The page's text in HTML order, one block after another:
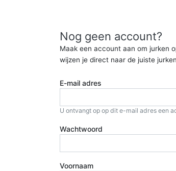
Nog geen account?
Maak een account aan om jurken
wijzen je direct naar de juiste
E-mail adres
U ontvangt op op dit e-mail adres een
Wachtwoord
Voornaam